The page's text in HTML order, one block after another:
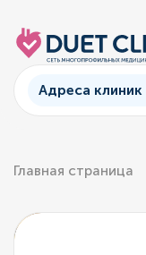
Адреса клиник
Главная страница